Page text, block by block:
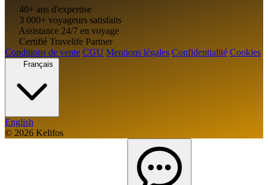
40+ ans d'expertise
3 000+ voyageurs satisfaits
Assistance 24/7 en voyage
Certifié Travelife Partner
Conditions de vente CGU Mentions légales Confidentialité Cookies
English
© 2026 Kelifos